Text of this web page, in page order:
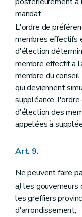
Chapitre XIII
Art. 136
Art. 137
Art. 138
Art. 139
Art. 140
Art. 141
Art. 142
Art. 143
Art. 144
Art. 145
Art. 146
Art. 147
Art. 148
Art. 150
mandat.
L'ordre de
membres effectifs
d'élection
membre effectif a
membre du
qui deviennent
suppléance,
d'élection des
appelées à
Art. 9.
Ne peuvent faire
a)les gouverneurs
les greffiers
d'arrondissement;